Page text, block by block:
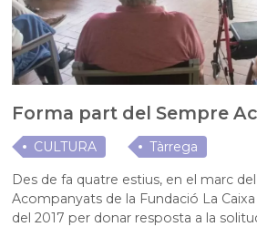
Forma part del Sempre
CULTURA
Tàrrega
Des de fa quatre estius, en el marc
Acompanyats de la Fundació La
del 2017 per donar resposta a la